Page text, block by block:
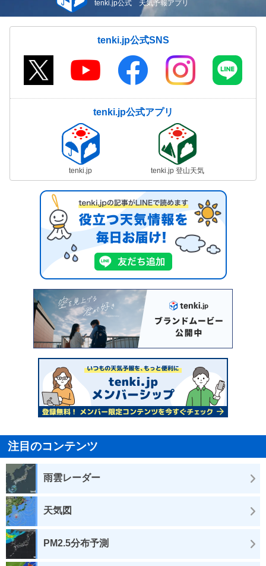
tenki.jp公式 天気予報アプリ
tenki.jp公式SNS
tenki.jp公式アプリ
tenki.jp tenki.jp 登山天気
注目のコンテンツ
雨雲レーダー
天気図
PM2.5分布予測